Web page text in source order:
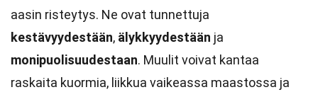
aasin risteytys. Ne ovat tunnettuja
kestävyydestään, älykkyydestään ja
monipuolisuudestaan. Muulit voivat kantaa
raskaita kuormia, liikkua vaikeassa maastossa ja